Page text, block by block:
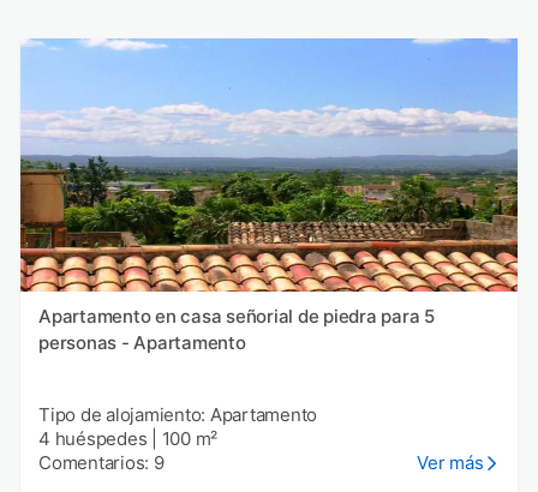
Apartamento en casa señorial de piedra para 5
personas - Apartamento
Tipo de alojamiento: Apartamento
4 huéspedes
100 m²
Comentarios: 9
Ver más